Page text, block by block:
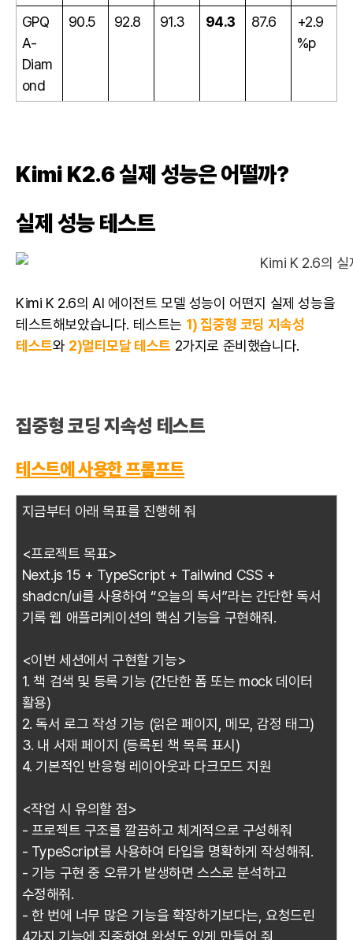
GPQ
A-
Diam
ond
90.5 92.8 91.3 94.3 87.6
+2.9
%p
Kimi K2.6 실제 성능은 어떨까?
실제 성능 테스트
Kimi K 2.6의 AI 에이전트 모델 성능이 어떤지 실제 성능을
테스트해보았습니다. 테스트는 1) 집중형 코딩 지속성
테스트와 2)멀티모달 테스트 2가지로 준비했습니다.
집중형 코딩 지속성 테스트
테스트에 사용한 프롬프트
지금부터 아래 목표를 진행해 줘
<프로젝트 목표>
Next.js 15 + TypeScript + Tailwind CSS +
shadcn/ui를 사용하여 “오늘의 독서”라는 간단한 독서
기록 웹 애플리케이션의 핵심 기능을 구현해줘.
<이번 세션에서 구현할 기능>
1. 책 검색 및 등록 기능 (간단한 폼 또는 mock 데이터
활용)
2. 독서 로그 작성 기능 (읽은 페이지, 메모, 감정 태그)
3. 내 서재 페이지 (등록된 책 목록 표시)
4. 기본적인 반응형 레이아웃과 다크모드 지원
<작업 시 유의할 점>
- 프로젝트 구조를 깔끔하고 체계적으로 구성해줘
- TypeScript를 사용하여 타입을 명확하게 작성해줘.
- 기능 구현 중 오류가 발생하면 스스로 분석하고
수정해줘.
- 한 번에 너무 많은 기능을 확장하기보다는, 요청드린
4가지 기능에 집중하여 완성도 있게 만들어 줘.